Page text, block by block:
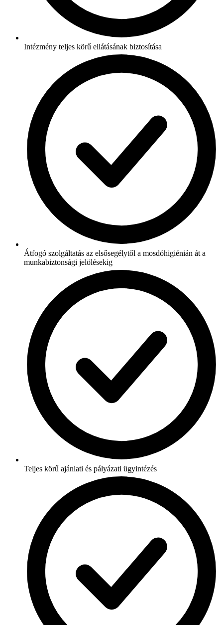
Intézmény teljes körű ellátásának biztosítása
Átfogó szolgáltatás az elsősegélytől a mosdóhigiénián át a
munkabiztonsági jelölésekig
Teljes körű ajánlati és pályázati ügyintézés